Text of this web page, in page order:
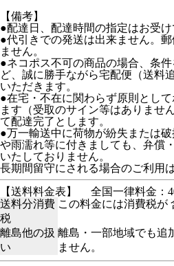
【備考】
●配達日、配達時間の指定はお受け
●代引きでの発送は出来ません。
ません。
●ネコポス不可の商品の場合、条
ど、誠に勝手ながら宅配便（送料
いただきます。
●在宅・不在に関わらず原則とし
ます（受取のサイン等はありませ
て配達完了とします。
●万一輸送中に荷物が紛失または
や雨濡れ等に付きましても、弁償
いたしておりません。
長期間留守にされる場合のご利用
【送料料金表】
全国一律料金：
送料分消費
税
この料金には消費税が
離島他の扱
い
離島・一部地域でも追
ません。